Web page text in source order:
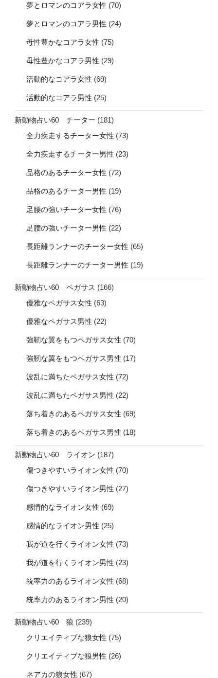
夢とロマンのコアラ女性 (70)
夢とロマンのコアラ男性 (24)
母性豊かなコアラ女性 (75)
母性豊かなコアラ男性 (29)
活動的なコアラ女性 (69)
活動的なコアラ男性 (25)
新動物占い60 チーター (181)
全力疾走するチーター女性 (73)
全力疾走するチーター男性 (23)
品格のあるチーター女性 (72)
品格のあるチーター男性 (19)
足腰の強いチーター女性 (76)
足腰の強いチーター男性 (22)
長距離ランナーのチーター女性 (65)
長距離ランナーのチーター男性 (19)
新動物占い60 ペガサス (166)
優雅なペガサス女性 (63)
優雅なペガサス男性 (22)
強靭な翼をもつペガサス女性 (70)
強靭な翼をもつペガサス男性 (17)
波乱に満ちたペガサス女性 (72)
波乱に満ちたペガサス男性 (22)
落ち着きのあるペガサス女性 (69)
落ち着きのあるペガサス男性 (18)
新動物占い60 ライオン (187)
傷つきやすいライオン女性 (70)
傷つきやすいライオン男性 (27)
感情的なライオン女性 (69)
感情的なライオン男性 (25)
我が道を行くライオン女性 (73)
我が道を行くライオン男性 (23)
統率力のあるライオン女性 (68)
統率力のあるライオン男性 (20)
新動物占い60 狼 (239)
クリエイティブな狼女性 (75)
クリエイティブな狼男性 (26)
ネアカの狼女性 (67)